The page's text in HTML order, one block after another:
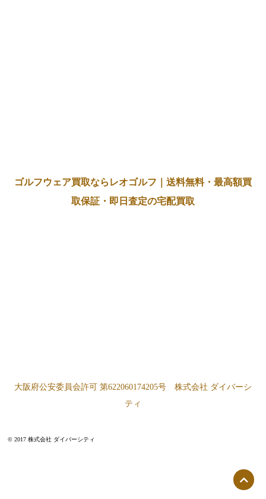
ゴルフウェア買取ならレオゴルフ｜送料無料・最高額買
取保証・即日査定の宅配買取
大阪府公安委員会許可 第622060174205号 株式会社 ダイバーシ
ティ
© 2017 株式会社 ダイバーシティ